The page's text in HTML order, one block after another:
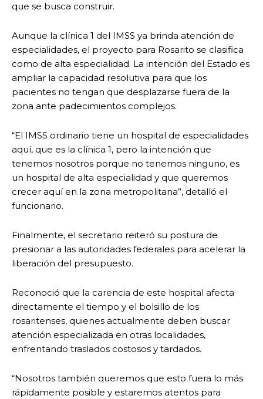
que se busca construir.
Aunque la clínica 1 del IMSS ya brinda atención de
especialidades, el proyecto para Rosarito se clasifica
como de alta especialidad. La intención del Estado es
ampliar la capacidad resolutiva para que los
pacientes no tengan que desplazarse fuera de la
zona ante padecimientos complejos.
“El IMSS ordinario tiene un hospital de especialidades
aquí, que es la clínica 1, pero la intención que
tenemos nosotros porque no tenemos ninguno, es
un hospital de alta especialidad y que queremos
crecer aquí en la zona metropolitana”, detalló el
funcionario.
Finalmente, el secretario reiteró su postura de
presionar a las autoridades federales para acelerar la
liberación del presupuesto.
Reconoció que la carencia de este hospital afecta
directamente el tiempo y el bolsillo de los
rosaritenses, quienes actualmente deben buscar
atención especializada en otras localidades,
enfrentando traslados costosos y tardados.
“Nosotros también queremos que esto fuera lo más
rápidamente posible y estaremos atentos para